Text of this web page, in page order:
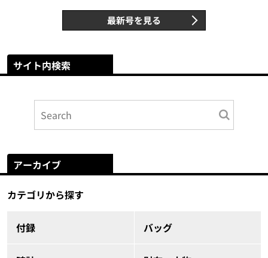
最新号を見る
サイト内検索
アーカイブ
カテゴリから探す
付録 バッグ